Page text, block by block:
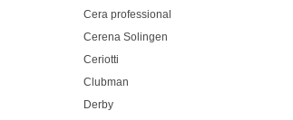
Cera professional
Cerena Solingen
Ceriotti
Clubman
Derby